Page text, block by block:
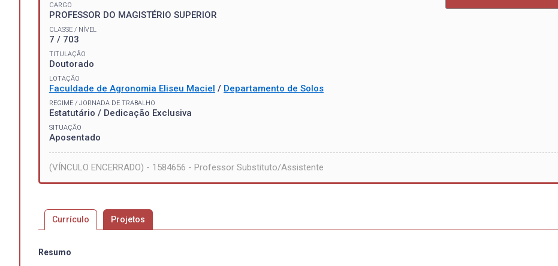
CARGO
PROFESSOR DO MAGISTÉRIO SUPERIOR
CLASSE / NÍVEL
7 / 703
TITULAÇÃO
Doutorado
LOTAÇÃO
Faculdade de Agronomia Eliseu Maciel / Departamento de Solos
REGIME / JORNADA DE TRABALHO
Estatutário / Dedicação Exclusiva
SITUAÇÃO
Aposentado
(VÍNCULO ENCERRADO) - 1584656 - Professor Substituto/Assistente
Currículo Projetos
Resumo